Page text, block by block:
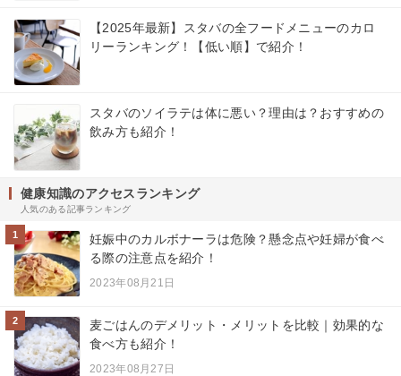
【2025年最新】スタバの全フードメニューのカロ
リーランキング！【低い順】で紹介！
スタバのソイラテは体に悪い？理由は？おすすめの
飲み方も紹介！
健康知識のアクセスランキング
人気のある記事ランキング
1
妊娠中のカルボナーラは危険？懸念点や妊婦が食べ
る際の注意点を紹介！
2023年08月21日
2
麦ごはんのデメリット・メリットを比較｜効果的な
食べ方も紹介！
2023年08月27日